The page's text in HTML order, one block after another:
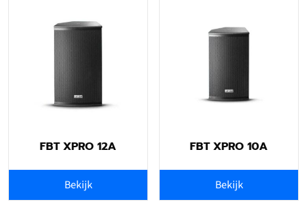
FBT XPRO 12A
Bekijk
FBT XPRO 10A
Bekijk